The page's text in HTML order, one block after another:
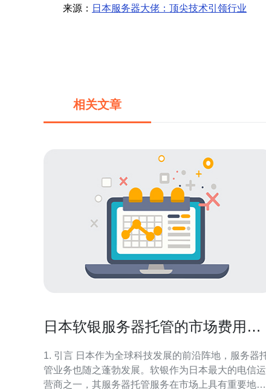
来源： 日本服务器大佬：顶尖技术引领行业
相关文章
日本软银服务器托管的市场费用现
1. 引言 日本作为全球科技发展的前沿阵地，服务器托
管业务也随之蓬勃发展。软银作为日本最大的电信运
营商之一，其服务器托管服务在市场上具有重要地